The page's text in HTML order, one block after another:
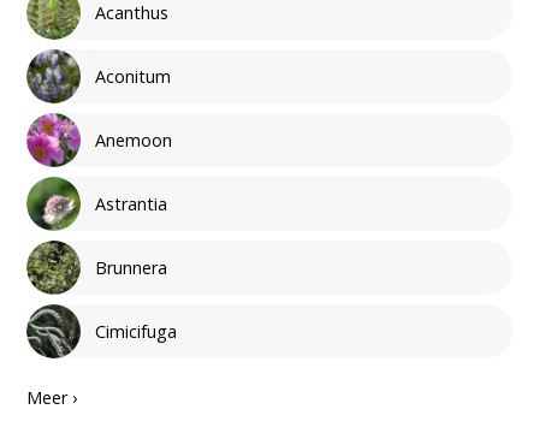
Acanthus
Aconitum
Anemoon
Astrantia
Brunnera
Cimicifuga
Meer ›